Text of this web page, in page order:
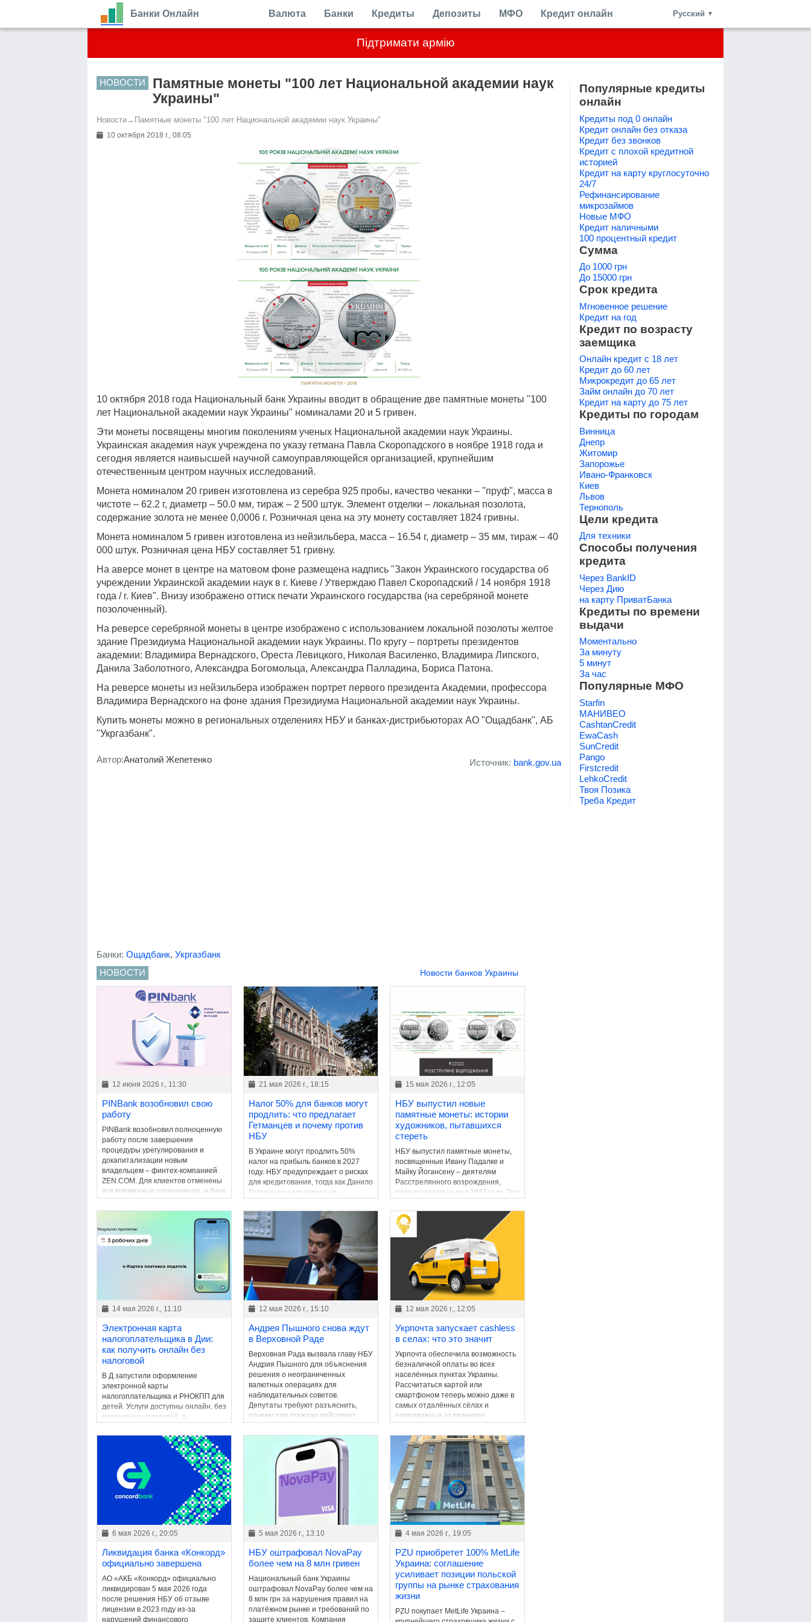
Підтримати армію
Банки Онлайн Валюта Банки Кредиты Депозиты МФО Кредит онлайн Русский ▼
НОВОСТИ
Памятные монеты "100 лет Национальной академии наук
Украины"
Новости→ Памятные монеты "100 лет Национальной академии наук Украины"
10 октября 2018 г., 08:05
10 октября 2018 года Национальный банк Украины вводит в обращение две памятные монеты "100
лет Национальной академии наук Украины" номиналами 20 и 5 гривен.
Эти монеты посвящены многим поколениям ученых Национальной академии наук Украины.
Украинская академия наук учреждена по указу гетмана Павла Скоропадского в ноябре 1918 года и
сегодня является наивысшей научной самоуправляющейся организацией, крупнейшим
отечественным центром научных исследований.
Монета номиналом 20 гривен изготовлена из серебра 925 пробы, качество чеканки – "пруф", масса в
чистоте – 62.2 г, диаметр – 50.0 мм, тираж – 2 500 штук. Элемент отделки – локальная позолота,
содержание золота не менее 0,0006 г. Розничная цена на эту монету составляет 1824 гривны.
Монета номиналом 5 гривен изготовлена из нейзильбера, масса – 16.54 г, диаметр – 35 мм, тираж – 40
000 штук. Розничная цена НБУ составляет 51 гривну.
На аверсе монет в центре на матовом фоне размещена надпись "Закон Украинского государства об
учреждении Украинской академии наук в г. Киеве / Утверждаю Павел Скоропадский / 14 ноября 1918
года / г. Киев". Внизу изображено оттиск печати Украинского государства (на серебряной монете
позолоченный).
На реверсе серебряной монеты в центре изображено с использованием локальной позолоты желтое
здание Президиума Национальной академии наук Украины. По кругу – портреты президентов
академии: Владимира Вернадского, Ореста Левицкого, Николая Василенко, Владимира Липского,
Данила Заболотного, Александра Богомольца, Александра Палладина, Бориса Патона.
На реверсе монеты из нейзильбера изображен портрет первого президента Академии, профессора
Владимира Вернадского на фоне здания Президиума Национальной академии наук Украины.
Купить монеты можно в региональных отделениях НБУ и банках-дистрибьюторах АО "Ощадбанк", АБ
"Укргазбанк".
Автор:Анатолий Жепетенко Источник: bank.gov.ua
Банки: Ощадбанк, Укргазбанк
НОВОСТИ
Новости банков Украины
12 июня 2026 г., 11:30
PINBank возобновил свою
работу
PINBank возобновил полноценную
работу после завершения
процедуры урегулирования и
докапитализации новым
владельцем – финтех-компанией
ZEN.COM. Для клиентов отменены
все временные ограничения, а банк
вернулся к обычной деятельности.
21 мая 2026 г., 18:15
Налог 50% для банков могут
продлить: что предлагает
Гетманцев и почему против
НБУ
В Украине могут продлить 50%
налог на прибыль банков в 2027
году. НБУ предупреждает о рисках
для кредитования, тогда как Данило
Гетманцев настаивает на
бюджета.
15 мая 2026 г., 12:05
НБУ выпустил новые
памятные монеты: истории
художников, пытавшихся
стереть
НБУ выпустил памятные монеты,
посвященные Ивану Падалке и
Майку Йогансену – деятелям
Расстрелянного возрождения,
репрессированным в 1937 году. Это
возвращающей в украинское
пространство имена уничтоженной
интеллигенции.
14 мая 2026 г., 11:10
Электронная карта
налогоплательщика в Дии:
как получить онлайн без
налоговой
В Д запустили оформление
электронной карты
налогоплательщика и РНОКПП для
детей. Услуги доступны онлайн, без
посещения налоговой, а
же юридическую силу, как и
12 мая 2026 г., 15:10
Андрея Пышного снова ждут
в Верховной Раде
Верховная Рада вызвала главу НБУ
Андрия Пышного для объяснения
решения о неограниченных
валютных операциях для
наблюдательных советов.
Депутаты требуют разъяснить,
почему для граждан действуют
ограничения, а для отдельных
категорий – нет.
12 мая 2026 г., 12:05
Укрпочта запускает cashless
в селах: что это значит
Укрпочта обеспечила возможность
безналичной оплаты во всех
населённых пунктах Украины.
Рассчитаться картой или
смартфоном теперь можно даже в
самых отдалённых сёлах и
передвижных отделениях.
6 мая 2026 г., 20:05
Ликвидация банка «Конкорд»
официально завершена
АО «АКБ «Конкорд» официально
ликвидирован 5 мая 2026 года
после решения НБУ об отзыве
лицензии в 2023 году из-за
нарушений финансового
5 мая 2026 г., 13:10
НБУ оштрафовал NovaPay
более чем на 8 млн гривен
Национальный банк Украины
оштрафовал NovaPay более чем на
8 млн грн за нарушения правил на
платёжном рынке и требований по
защите клиентов. Компания
4 мая 2026 г., 19:05
PZU приобретет 100% MetLife
Украина: соглашение
усиливает позиции польской
группы на рынке страхования
жизни
PZU покупает MetLife Украина –
Популярные кредиты
онлайн
Кредиты под 0 онлайн
Кредит онлайн без отказа
Кредит без звонков
Кредит с плохой кредитной
историей
Кредит на карту круглосуточно
24/7
Рефинансирование
микрозаймов
Новые МФО
Кредит наличными
100 процентный кредит
Сумма
До 1000 грн
До 15000 грн
Срок кредита
Мгновенное решение
Кредит на год
Кредит по возрасту
заемщика
Онлайн кредит с 18 лет
Кредит до 60 лет
Микрокредит до 65 лет
Займ онлайн до 70 лет
Кредит на карту до 75 лет
Кредиты по городам
Винница
Днепр
Житомир
Запорожье
Ивано-Франковск
Киев
Львов
Тернополь
Цели кредита
Для техники
Способы получения
кредита
Через BankID
Через Дию
на карту ПриватБанка
Кредиты по времени
выдачи
Моментально
За минуту
5 минут
За час
Популярные МФО
Starfin
МАНИВЕО
CashtanCredit
EwaCash
SunCredit
Pango
Firstcredit
LehkoCredit
Твоя Позика
Треба Кредит